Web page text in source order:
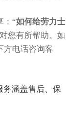
：“如何给劳力士
您有所帮助。如
方电话咨询客